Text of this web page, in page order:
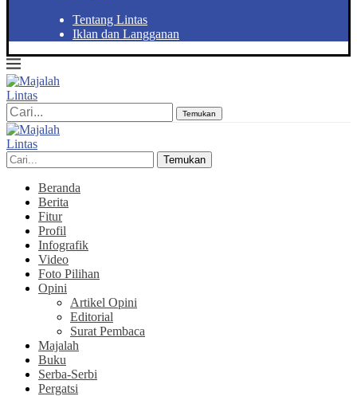
Tentang Lintas
Iklan dan Langganan
Temukan
Temukan
Beranda
Berita
Fitur
Profil
Infografik
Video
Foto Pilihan
Opini
Artikel Opini
Editorial
Surat Pembaca
Majalah
Buku
Serba-Serbi
Pergatsi